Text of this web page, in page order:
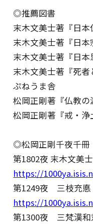
◎推薦図書
末木文美士著『日
末木文美士著『日
末木文美士著『日
末木文美士著『死者
ぷねうま舎
松岡正剛著『仏教
松岡正剛著『戒・
◎松岡正剛千夜千冊
第1802夜 末木文美
https://
第1249夜 三枝充悳
https://
第1300夜 三梵漢和